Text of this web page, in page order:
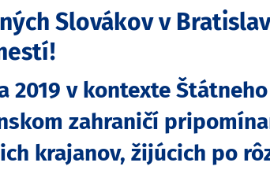
Slovákov v
2019 v kontexte
zahraničí
krajanov, žijúcich po